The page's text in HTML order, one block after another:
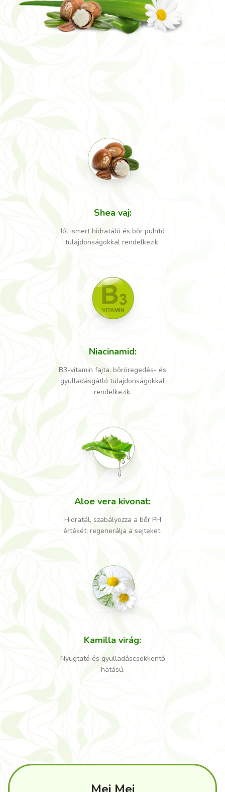
Shea vaj:
Jól ismert hidratáló és bőr puhító
tulajdonságokkal rendelkezik.
Niacinamid:
B3-vitamin fajta, bőröregedés- és
gyulladásgátló tulajdonságokkal
rendelkezik.
Aloe vera kivonat:
Hidratál, szabályozza a bőr PH
értékét, regenerálja a sejteket.
Kamilla virág:
Nyugtató és gyulladáscsökkentő
hatású.